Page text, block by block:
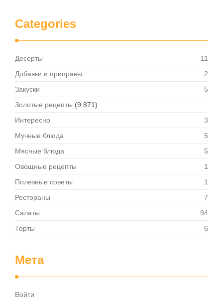
Categories
Десерты
11
Добавки и приправы
2
Закуски
5
Золотые рецепты (9 871)
Интересно
3
Мучные блюда
5
Мясные блюда
5
Овощные рецепты
1
Полезные советы
1
Рестораны
7
Салаты
94
Торты
6
Мета
Войти